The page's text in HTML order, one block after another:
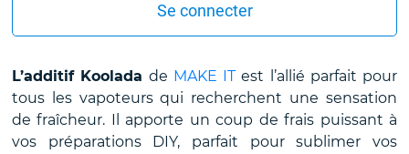
Se connecter
L’additif Koolada de MAKE ITest l’allié parfait pour
tous les vapoteurs qui recherchent une sensation
de fraîcheur. Il apporte un coup de frais puissant à
vos préparations DIY, parfait pour sublimer vos